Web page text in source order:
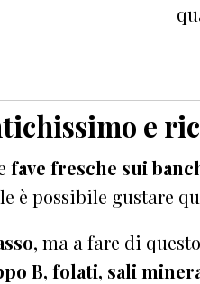
e
fave fresche sui
è possibile gustare
, ma a fare di
B, folati, sali